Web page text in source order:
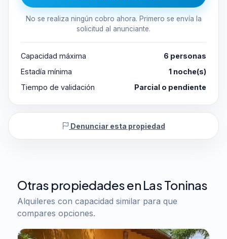
No se realiza ningún cobro ahora. Primero se envía la
solicitud al anunciante.
Capacidad máxima
6 personas
Estadía mínima
1 noche(s)
Tiempo de validación
Parcial o pendiente
Denunciar esta propiedad
Otras propiedades en Las Toninas
Alquileres con capacidad similar para que
compares opciones.